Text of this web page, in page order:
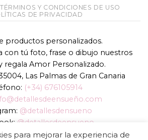
TÉRMINOS Y CONDICIONES DE USO
DE PRIVACIDAD
productos personalizados.
con tú foto, frase o dibujo nuestros
regala Amor Personalizado.
Las Palmas de Gran Canaria
(+34) 676105914
@detallesdensueno
@detallesdeensueno
@detallesdensueno
para mejorar la experiencia de